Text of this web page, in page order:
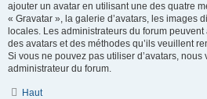
ajouter un avatar en utilisant une des quatre
« Gravatar », la galerie d’avatars, les images
locales. Les administrateurs du forum
des avatars et des méthodes qu’ils veuillent
Si vous ne pouvez pas utiliser d’avatars, nous
administrateur du forum.
Haut